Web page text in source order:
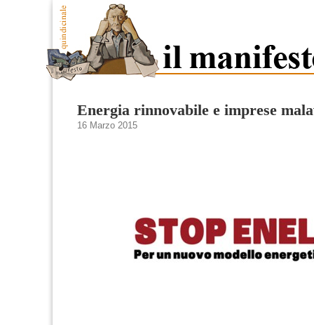
Energia rinnovabile e imprese
16 Marzo 2015